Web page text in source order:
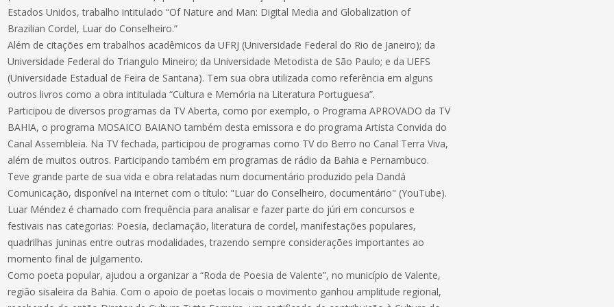
Estados Unidos, trabalho intitulado “Of Nature and Man: Digital Media and Globalization of
Brazilian Cordel, Luar do Conselheiro.”
Além de citações em trabalhos acadêmicos da UFRJ (Universidade Federal do Rio de Janeiro); da
Universidade Federal do Triangulo Mineiro; da Universidade Metodista de São Paulo; e da UEFS
(Universidade Estadual de Feira de Santana). Tem sua obra utilizada como referência em alguns
outros livros como a obra intitulada “Cultura e Memória na Literatura Portuguesa”.
Participou de diversos programas da TV Aberta, como por exemplo, o Programa APROVADO da TV
BAHIA, o programa MOSAICO BAIANO também desta emissora e do programa Artista Convida do
Canal Assembleia. Na TV fechada, participou de programas como TV do Berro no Canal Terra Viva,
além de muitos outros. Participando também em programas de rádio da Bahia e Pernambuco.
Teve grande parte de sua vida e obra relatadas num documentário produzido pela Dandá
Comunicação, disponível na internet com o título: "Luar do Conselheiro, documentário" (YouTube).
Luar Méndez é chamado com frequência para analisar e fazer parte do júri em concursos e
festivais nas categorias: Poesia, declamação, literatura de cordel, manifestações populares,
quadrilhas juninas entre outras modalidades, trazendo sempre considerações importantes ao
momento final de julgamento.
Como poeta popular, ajudou a organizar a “Roda de Poesia de Valente”, no município de Valente,
região sisaleira da Bahia. Com o apoio de poetas locais o movimento ganhou amplitude regional,